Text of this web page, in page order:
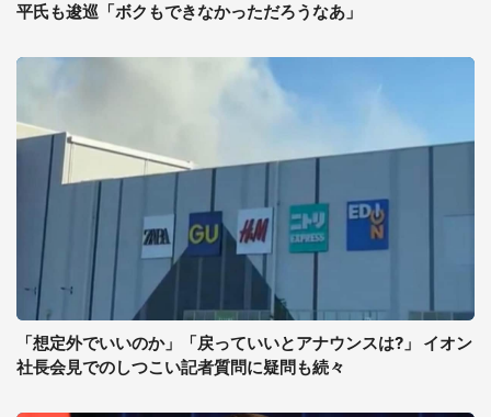
平氏も逡巡「ボクもできなかっただろうなあ」
「想定外でいいのか」「戻っていいとアナウンスは?」 イオン
社長会見でのしつこい記者質問に疑問も続々